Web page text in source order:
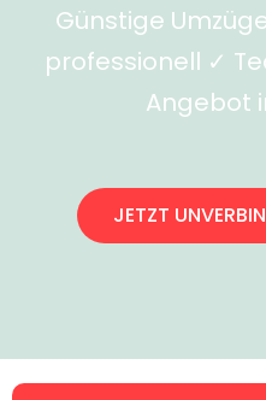
Günstige
professionell ✓
Angebot
JETZT